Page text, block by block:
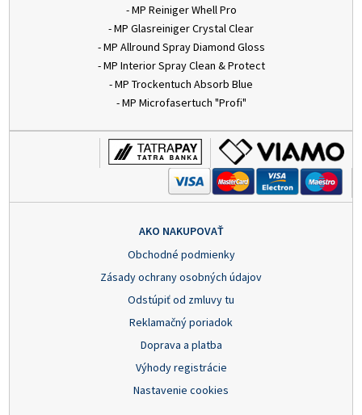
- MP Reiniger Whell Pro
- MP Glasreiniger Crystal Clear
- MP Allround Spray Diamond Gloss
- MP Interior Spray Clean & Protect
- MP Trockentuch Absorb Blue
- MP Microfasertuch "Profi"
AKO NAKUPOVAŤ
Obchodné podmienky
Zásady ochrany osobných údajov
Odstúpiť od zmluvy tu
Reklamačný poriadok
Doprava a platba
Výhody registrácie
Nastavenie cookies